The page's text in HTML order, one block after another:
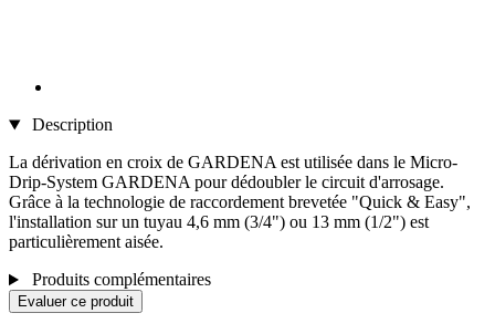
Description
La dérivation en croix de GARDENA est utilisée dans le Micro-
Drip-System GARDENA pour dédoubler le circuit d'arrosage.
Grâce à la technologie de raccordement brevetée "Quick & Easy",
l'installation sur un tuyau 4,6 mm (3/4") ou 13 mm (1/2") est
particulièrement aisée.
Produits complémentaires
Evaluer ce produit